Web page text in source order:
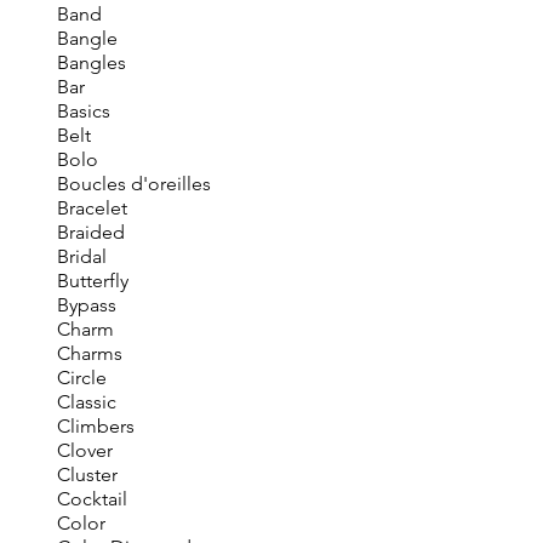
Band
Bangle
Bangles
Bar
Basics
Belt
Bolo
Boucles d'oreilles
Bracelet
Braided
Bridal
Butterfly
Bypass
Charm
Charms
Circle
Classic
Climbers
Clover
Cluster
Cocktail
Color